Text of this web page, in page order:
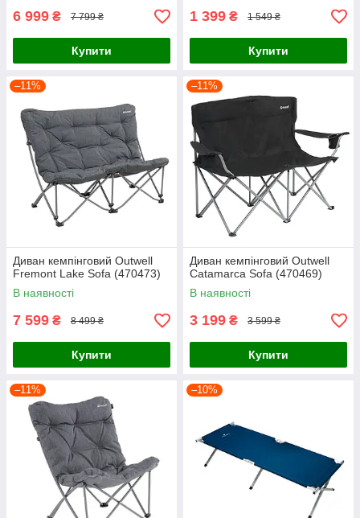
6 999 ₴ 7 799 ₴
Купити
1 399 ₴ 1 549 ₴
Купити
–11%
Диван кемпінговий Outwell
Fremont Lake Sofa (470473)
В наявності
7 599 ₴ 8 499 ₴
Купити
–11%
Диван кемпінговий Outwell
Catamarca Sofa (470469)
В наявності
3 199 ₴ 3 599 ₴
Купити
–11% –10%